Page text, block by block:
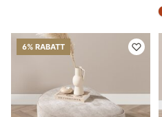
6% RABATT